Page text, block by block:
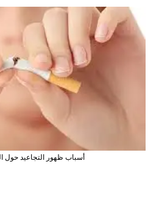
أسباب ظهور التجاعيد حول